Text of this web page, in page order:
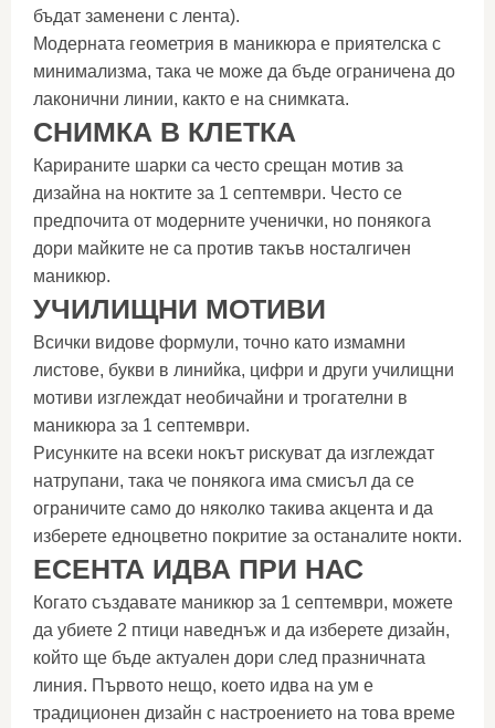
бъдат заменени с лента).
Модерната геометрия в маникюра е приятелска с
минимализма, така че може да бъде ограничена до
лаконични линии, както е на снимката.
СНИМКА В КЛЕТКА
Карираните шарки са често срещан мотив за
дизайна на ноктите за 1 септември. Често се
предпочита от модерните ученички, но понякога
дори майките не са против такъв носталгичен
маникюр.
УЧИЛИЩНИ МОТИВИ
Всички видове формули, точно като измамни
листове, букви в линийка, цифри и други училищни
мотиви изглеждат необичайни и трогателни в
маникюра за 1 септември.
Рисунките на всеки нокът рискуват да изглеждат
натрупани, така че понякога има смисъл да се
ограничите само до няколко такива акцента и да
изберете едноцветно покритие за останалите нокти.
ЕСЕНТА ИДВА ПРИ НАС
Когато създавате маникюр за 1 септември, можете
да убиете 2 птици наведнъж и да изберете дизайн,
който ще бъде актуален дори след празничната
линия. Първото нещо, което идва на ум е
традиционен дизайн с настроението на това време